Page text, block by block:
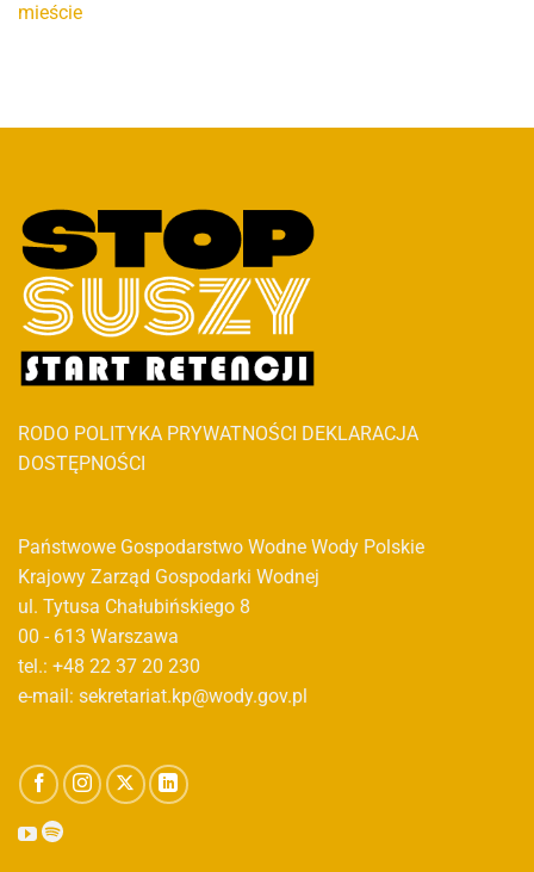
mieście
RODO POLITYKA PRYWATNOŚCI DEKLARACJA
DOSTĘPNOŚCI
Państwowe Gospodarstwo Wodne Wody Polskie
Krajowy Zarząd Gospodarki Wodnej
ul. Tytusa Chałubińskiego 8
00 - 613 Warszawa
tel.: +48 22 37 20 230
e-mail: sekretariat.kp@wody.gov.pl